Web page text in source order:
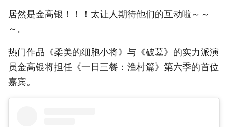
居然是金高银！！！太让人期待他们的互动啦～～
～。
热门作品《柔美的细胞小将》与《破墓》的实力派演
员金高银将担任《一日三餐：渔村篇》第六季的首位
嘉宾。